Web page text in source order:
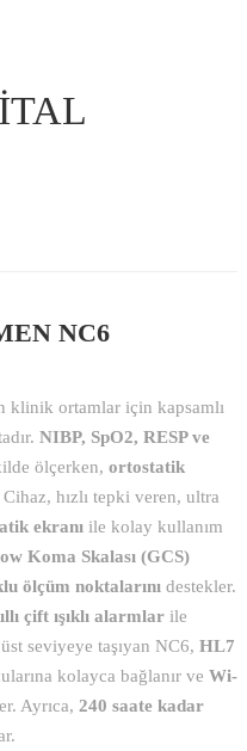
NC6
klinik ortamlar için kapsamlı
NIBP, SpO2, RESP ve
ölçerken, ortostatik
hızlı tepki veren, ultra
ekranı ile kolay kullanım
Koma Skalası (GCS)
ölçüm noktalarını destekler.
çift ışıklı alarmlar ile
seviyeye taşıyan NC6, HL7
kolayca bağlanır ve Wi-
Ayrıca, 240 saate kadar